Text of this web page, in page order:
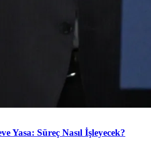
Yasa: Süreç Nasıl İşleyecek?